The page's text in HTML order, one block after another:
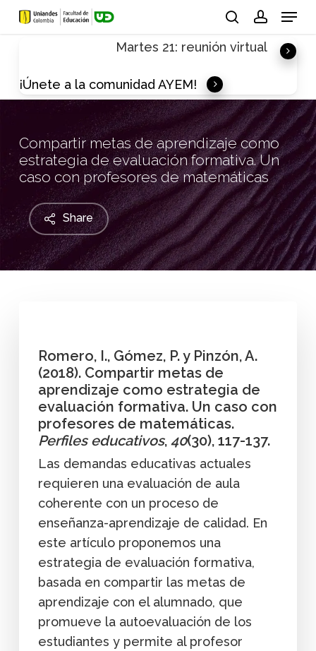
Skip
Menu
Martes 21: reunión virtual
¡Únete a la comunidad AYEM!
Compartir metas de aprendizaje como
estrategia de evaluación formativa. Un
caso con profesores de matemáticas
Share
Romero, I., Gómez, P. y Pinzón, A.
(2018). Compartir metas de
aprendizaje como estrategia de
evaluación formativa. Un caso con
profesores de matemáticas.
Perfiles educativos, 40(30), 117-137.
Las demandas educativas actuales
requieren una evaluación de aula
coherente con un proceso de
enseñanza-aprendizaje de calidad. En
este artículo proponemos una
estrategia de evaluación formativa,
basada en compartir las metas de
aprendizaje con el alumnado, que
promueve la autoevaluación de los
estudiantes y permite al profesor